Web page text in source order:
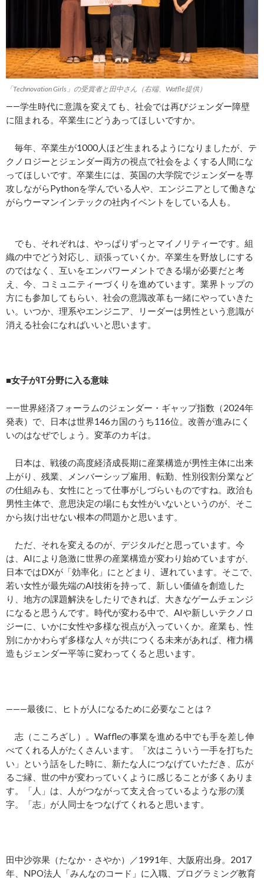
「Technovation Girls」の受賞者と田中さん（右端、Waffle提供）
――学生時代に意識を変えても、社会では再びジェンダー障壁
に阻まれる。卒業生にどうあってほしいですか。
毎年、卒業生が1000人ほど生まれるようになりましたが、テ
クノロジーとジェンダー両方の視点で社会をよくする人間にな
ってほしいです。卒業生には、英国の大学院でジェンダーを専
攻しながらPythonを学んでいる人や、エンジニアとして働きな
がらウーマンインテックの社内イベントをしている人も。
でも、それぞれは、やっぱりずっとマイノリティーです。組
織の中でどう対応し、頑張っていくか。卒業生を野放しにする
のではなく、互いをエンパワーメントできる場が必要だと考
え、今、コミュニティーづくりを進めています。業界トップの
方にも参加してもらい、社会の意識改革も一緒にやっていきた
い。いつか、理系やエンジニア、リーダーは男性という意識が
消える社会になればいいと思います。
■女子がIT分野に入る意味
――世界経済フォーラムのジェンダー・ギャップ指数（2024年
発表）で、日本は世界146カ国のうち116位。改善が進みにく
いのはなぜでしょう。変革のカギは。
日本は、戦後の高度経済成長期に産業構造が男性主体に出来
上がり、残業、メンバーシップ雇用、転勤、性別役割分業など
の仕組みも、女性にとって仕事がしづらいものですね。政治も
男性主体で、意思決定の場にも女性がいないというのが、そこ
から抜け出せない根本の問題かと思います。
ただ、それを変えるのが、デジタルだと思っています。今
は、AIにより急激に世界の産業構造が変わり始めていますが、
日本ではDXが「効率化」にとどまり、遅れています。そこで、
若い女性が最先端のAI技術を持って、新しい価値を創造した
り、地方の課題解決をしたりできれば、大きなゲームチェンジ
になると思うんです。時代が変わる中で、AIや新しいテクノロ
ジーに、いかに女性や多様な視点が入っていくか。産業も、性
別にかかわらず多様な人々が共につくる未来があれば、権力構
造もジェンダー平等に変わってくると思います。
———最後に、ヒトが人になるために必要なことは？
志（こころざし）。Waffleの事業を進める中でも手を差し伸
べてくれる人がたくさんいます。「次はこういう一手を打ちた
い」という話をした時に、新たな人につなげていただき、広が
るご縁、世の中が変わっていくように感じることが多くありま
す。「人」は、人がつながって支え合っているような形の漢
字。「志」が人同士をつなげてくれると思います。
田中沙弥果（たなか・さやか）／1991年、大阪府出身。2017
年、NPO法人「みんなのコード」に入職、プログラミング教育